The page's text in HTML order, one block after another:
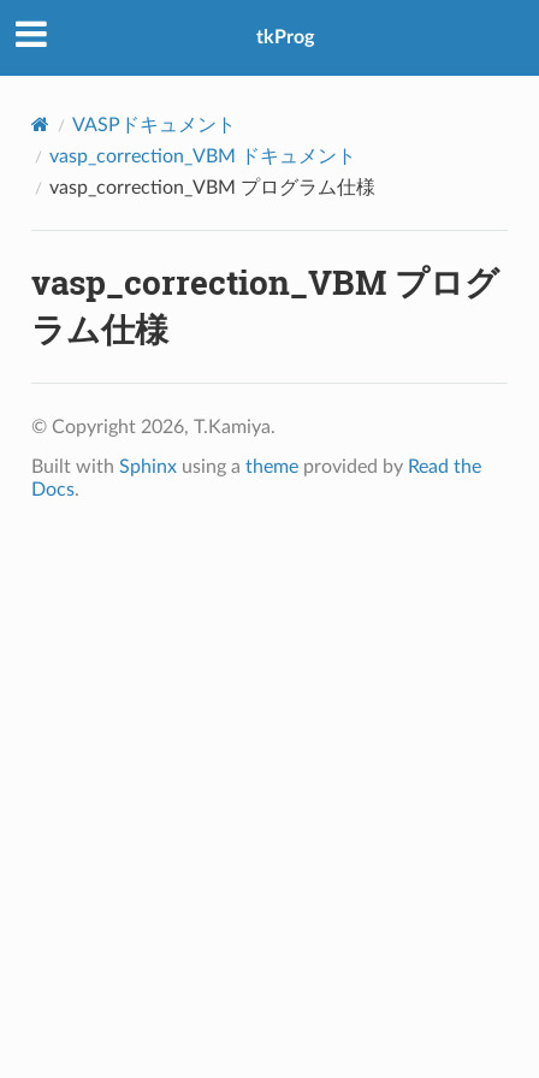
tkProg
VASPドキュメント
vasp_correction_VBM ドキュメント
vasp_correction_VBM プログラム仕様
vasp_correction_VBM プログ
ラム仕様
© Copyright 2026, T.Kamiya.
Built with Sphinxusing a themeprovided by Read the
Docs.
アクセス数：0